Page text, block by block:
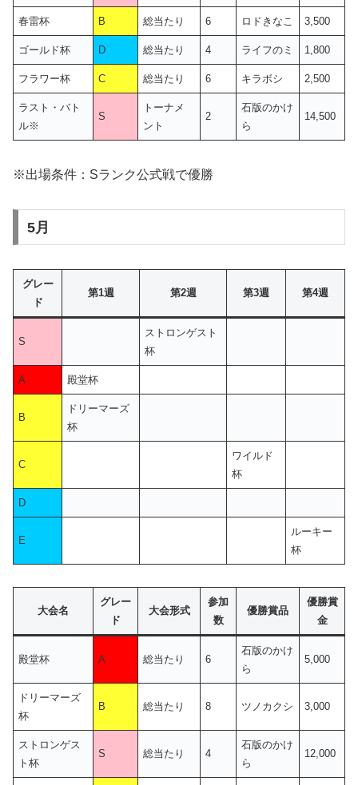
春雷杯 B 総当たり 6 ロドきなこ 3,500
ゴールド杯 D 総当たり 4 ライフのミ 1,800
フラワー杯 C 総当たり 6 キラボシ 2,500
ラスト・バト
ル※
S
トーナメ
ント
2
石版のかけ
ら
14,500
※出場条件：Sランク公式戦で優勝
5月
グレー
ド
第1週 第2週 第3週 第4週
S
ストロンゲスト
杯
A 殿堂杯
B
ドリーマーズ
杯
C
ワイルド
杯
D
E
ルーキー
杯
大会名
グレー
ド
大会形式
参加
数
優勝賞品
優勝賞
金
殿堂杯 A 総当たり 6
石版のかけ
ら
5,000
ドリーマーズ
杯
B 総当たり 8 ツノカクシ 3,000
ストロンゲス
ト杯
S 総当たり 4
石版のかけ
ら
12,000